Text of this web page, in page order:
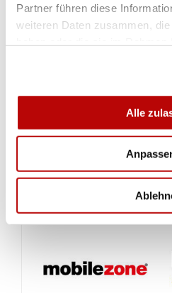
Partner führen diese
weiteren Daten zusammen,
Alle